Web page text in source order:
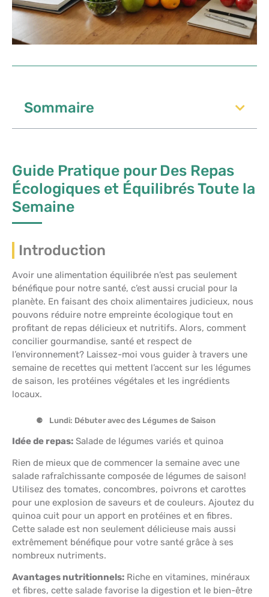
Sommaire
Guide Pratique pour Des Repas
Écologiques et Équilibrés Toute la
Semaine
Introduction
Avoir une alimentation équilibrée n’est pas seulement
bénéfique pour notre santé, c’est aussi crucial pour la
planète. En faisant des choix alimentaires judicieux, nous
pouvons réduire notre empreinte écologique tout en
profitant de repas délicieux et nutritifs. Alors, comment
concilier gourmandise, santé et respect de
l’environnement? Laissez-moi vous guider à travers une
semaine de recettes qui mettent l’accent sur les légumes
de saison, les protéines végétales et les ingrédients
locaux.
Lundi: Débuter avec des Légumes de Saison
Idée de repas: Salade de légumes variés et quinoa
Rien de mieux que de commencer la semaine avec une
salade rafraîchissante composée de légumes de saison!
Utilisez des tomates, concombres, poivrons et carottes
pour une explosion de saveurs et de couleurs. Ajoutez du
quinoa cuit pour un apport en protéines et en fibres.
Cette salade est non seulement délicieuse mais aussi
extrêmement bénéfique pour votre santé grâce à ses
nombreux nutriments.
Avantages nutritionnels: Riche en vitamines, minéraux
et fibres, cette salade favorise la digestion et le bien-être